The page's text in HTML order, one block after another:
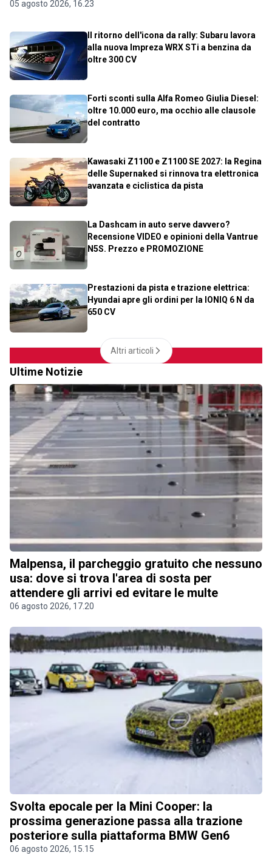
05 agosto 2026, 16.23
Il ritorno dell'icona da rally: Subaru lavora
alla nuova Impreza WRX STi a benzina da
oltre 300 CV
Forti sconti sulla Alfa Romeo Giulia Diesel:
oltre 10.000 euro, ma occhio alle clausole
del contratto
Kawasaki Z1100 e Z1100 SE 2027: la Regina
delle Supernaked si rinnova tra elettronica
avanzata e ciclistica da pista
La Dashcam in auto serve davvero?
Recensione VIDEO e opinioni della Vantrue
N5S. Prezzo e PROMOZIONE
Prestazioni da pista e trazione elettrica:
Hyundai apre gli ordini per la IONIQ 6 N da
650 CV
Altri articoli
Ultime Notizie
Malpensa, il parcheggio gratuito che nessuno
usa: dove si trova l'area di sosta per
attendere gli arrivi ed evitare le multe
06 agosto 2026, 17.20
Svolta epocale per la Mini Cooper: la
prossima generazione passa alla trazione
posteriore sulla piattaforma BMW Gen6
06 agosto 2026, 15.15